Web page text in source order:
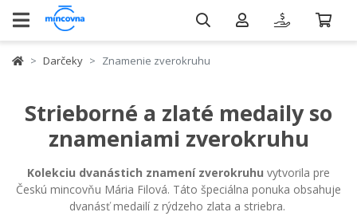
Darčeky Znamenie zverokruhu
Strieborné a zlaté medaily so
znameniami zverokruhu
Kolekciu dvanástich znamení zverokruhu vytvorila pre
Českú mincovňu Mária Filová. Táto špeciálna ponuka obsahuje
dvanásť medailí z rýdzeho zlata a striebra.